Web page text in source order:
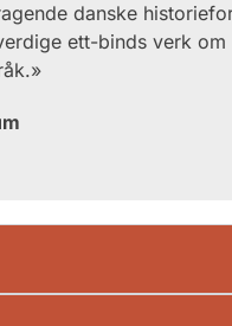
danske
ett-binds verk